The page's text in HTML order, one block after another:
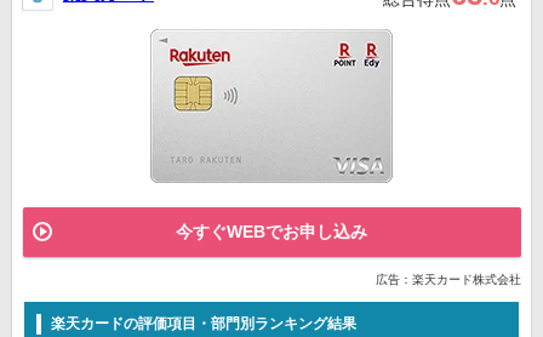
今すぐWEBでお申し込み
広告：楽天カード株式会社
楽天カードの評価項目・部門別ランキング結果